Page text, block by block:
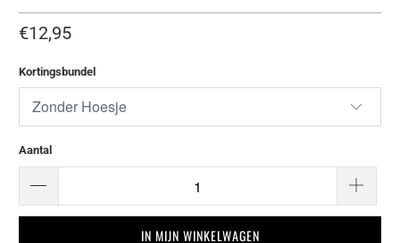
€12,95
Kortingsbundel
Aantal
IN MIJN WINKELWAGEN